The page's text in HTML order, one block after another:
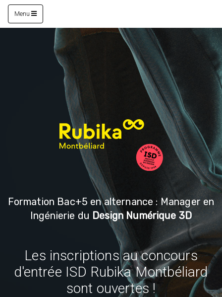
Menu
Formation Bac+5 en alternance : Manager en
Ingénierie du Design Numérique 3D
Les inscriptions au concours
d'entrée ISD Rubika Montbéliard
sont ouvertes !